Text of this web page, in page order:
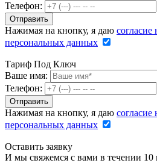
Телефон:
Нажимая на кнопку, я даю согласие
персональных данных
Тариф Под Ключ
Ваше имя:
Телефон:
Нажимая на кнопку, я даю согласие
персональных данных
Оставить заявку
И мы свяжемся с вами в течении 10